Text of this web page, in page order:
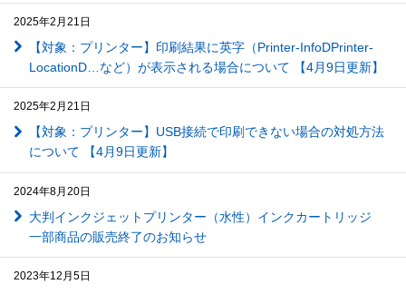
2025年2月21日
【対象：プリンター】印刷結果に英字（Printer-InfoDPrinter-
LocationD…など）が表示される場合について 【4月9日更新】
2025年2月21日
【対象：プリンター】USB接続で印刷できない場合の対処方法
について 【4月9日更新】
2024年8月20日
大判インクジェットプリンター（水性）インクカートリッジ
一部商品の販売終了のお知らせ
2023年12月5日